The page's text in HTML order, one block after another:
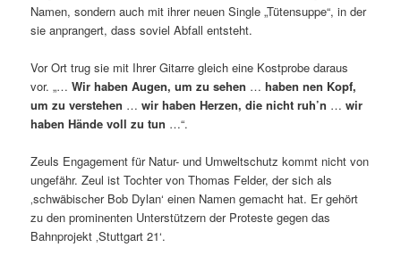
Namen, sondern auch mit ihrer neuen Single „Tütensuppe“, in der
sie anprangert, dass soviel Abfall entsteht.
Vor Ort trug sie mit Ihrer Gitarre gleich eine Kostprobe daraus
vor. „…Wir haben Augen, um zu sehen …haben nen Kopf,
um zu verstehen …wir haben Herzen, die nicht ruh’n …wir
haben Hände voll zu tun …“.
Zeuls Engagement für Natur- und Umweltschutz kommt nicht von
ungefähr. Zeul ist Tochter von Thomas Felder, der sich als
‚schwäbischer Bob Dylan‘ einen Namen gemacht hat. Er gehört
zu den prominenten Unterstützern der Proteste gegen das
Bahnprojekt ‚Stuttgart 21‘.